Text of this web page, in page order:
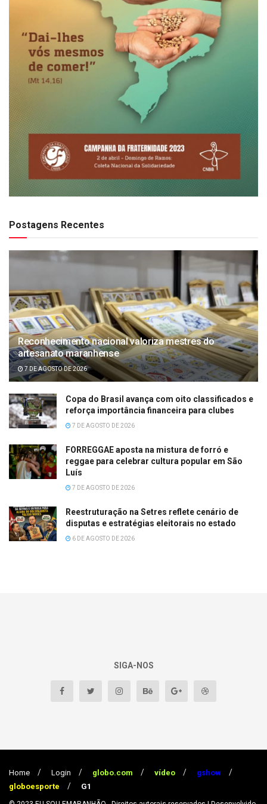
Postagens Recentes
Reconhecimento nacional valoriza mestres do
artesanato maranhense
7 DE AGOSTO DE 2026
Copa do Brasil avança com oito classificados e
reforça importância financeira para clubes
7 DE AGOSTO DE 2026
FORREGGAE aposta na mistura de forró e
reggae para celebrar cultura popular em São
Luís
7 DE AGOSTO DE 2026
Reestruturação na Setres reflete cenário de
disputas e estratégias eleitorais no estado
6 DE AGOSTO DE 2026
SIGA-NOS
Home Login globo.com vídeo
gshow
globoesporte
G1